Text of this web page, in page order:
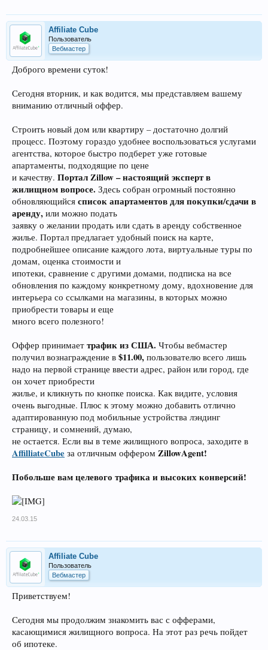
Affiliate Cube
Пользователь
Вебмастер
Доброго времени суток!
Сегодня вторник, и как водится, мы представляем вашему
вниманию отличный оффер.
Строить новый дом или квартиру – достаточно долгий
процесс. Поэтому гораздо удобнее воспользоваться услугами
агентства, которое быстро подберет уже готовые
апартаменты, подходящие по цене
и качеству. Портал Zillow – настоящий эксперт в
жилищном вопросе. Здесь собран огромный постоянно
обновляющийся список апартаментов для покупки/сдачи в
аренду, или можно подать
заявку о желании продать или сдать в аренду собственное
жилье. Портал предлагает удобный поиск на карте,
подробнейшее описание каждого лота, виртуальные туры по
домам, оценка стоимости и
ипотеки, сравнение с другими домами, подписка на все
обновления по каждому конкретному дому, вдохновение для
интерьера со ссылками на магазины, в которых можно
приобрести товары и еще
много всего полезного!
Оффер принимает трафик из США. Чтобы вебмастер
получил вознаграждение в $11.00, пользователю всего лишь
надо на первой странице ввести адрес, район или город, где
он хочет приобрести
жилье, и кликнуть по кнопке поиска. Как видите, условия
очень выгодные. Плюс к этому можно добавить отлично
адаптированную под мобильные устройства лэндинг
страницу, и сомнений, думаю,
не остается. Если вы в теме жилищного вопроса, заходите в
AffilliateCube за отличным оффером ZillowAgent!
Побольше вам целевого трафика и высоких конверсий!
24.03.15
Affiliate Cube
Пользователь
Вебмастер
Приветствуем!
Сегодня мы продолжим знакомить вас с офферами,
касающимися жилищного вопроса. На этот раз речь пойдет
об ипотеке.